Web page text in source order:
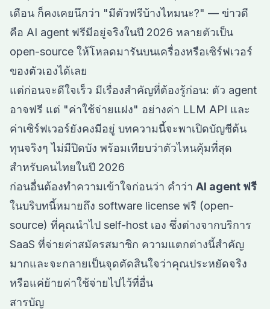
เดือน ก็คงเคยนึกว่า "มีตัวฟรีบ้างไหมนะ?" — ข่าวดี
คือ AI agent ฟรีมีอยู่จริงในปี 2026 หลายตัวเป็น
open-source ให้โหลดมารันบนเครื่องหรือเซิร์ฟเวอร์
ของตัวเองได้เลย
แต่ก่อนจะดีใจเร็ว มีเรื่องสำคัญที่ต้องรู้ก่อน: ตัว agent
อาจฟรี แต่ "ค่าใช้จ่ายแฝง" อย่างค่า LLM API และ
ค่าเซิร์ฟเวอร์ยังคงมีอยู่ บทความนี้จะพาเปิดบัญชีต้น
ทุนจริงๆ ไม่มีปิดบัง พร้อมเทียบว่าตัวไหนคุ้มที่สุด
สำหรับคนไทยในปี 2026
ก่อนอื่นต้องทำความเข้าใจก่อนว่า คำว่า AI agent ฟรี
ในบริบทนี้หมายถึง software license ฟรี (open-
source) ที่คุณนำไป self-host เอง ซึ่งต่างจากบริการ
SaaS ที่จ่ายค่าสมัครสมาชิก ความแตกต่างนี้สำคัญ
มากและจะกลายเป็นจุดตัดสินใจว่าคุณประหยัดจริง
หรือแค่ย้ายค่าใช้จ่ายไปไว้ที่อื่น
สารบัญ